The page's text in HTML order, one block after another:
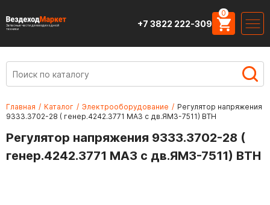
Запасные части для вездеходной
техники
+7 3822 222-309
0
Главная / Каталог / Электрооборудование / Регулятор напряжения
9333.3702-28 ( генер.4242.3771 МАЗ с дв.ЯМЗ-7511) ВТН
Регулятор напряжения 9333.3702-28 (
генер.4242.3771 МАЗ с дв.ЯМЗ-7511) ВТН